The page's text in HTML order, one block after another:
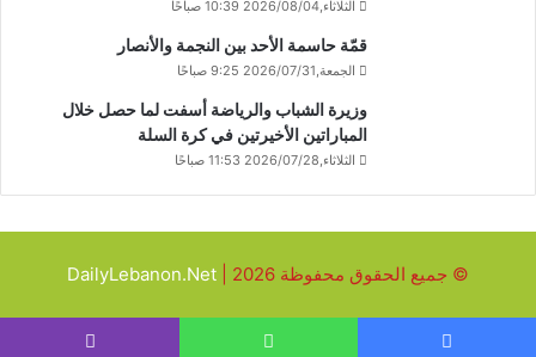
الثلاثاء,2026/08/04 10:39 صباحًا
قمّة حاسمة الأحد بين النجمة والأنصار
الجمعة,2026/07/31 9:25 صباحًا
وزيرة الشباب والرياضة أسفت لما حصل خلال
المباراتين الأخيرتين في كرة السلة
الثلاثاء,2026/07/28 11:53 صباحًا
© جميع الحقوق محفوظة 2026 | DailyLebanon.Net